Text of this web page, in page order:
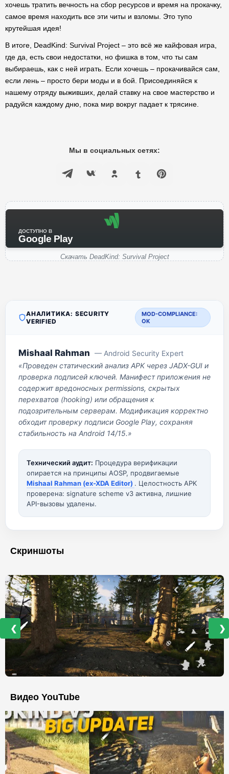
хочешь тратить вечность на сбор ресурсов и время на прокачку,
самое время находить все эти читы и взломы. Это тупо
крутейшая идея!
В итоге, DeadKind: Survival Project – это всё же кайфовая игра,
где да, есть свои недостатки, но фишка в том, что ты сам
выбираешь, как с ней играть. Если хочешь – прокачивайся сам,
если лень – просто бери моды и в бой. Присоединяйся к
нашему отряду выживших, делай ставку на свое мастерство и
радуйся каждому дню, пока мир вокруг падает к трясине.
Мы в социальных сетях:
ДОСТУПНО В
Google Play
Скачать DeadKind: Survival Project
АНАЛИТИКА: SECURITY
VERIFIED
MOD-COMPLIANCE:
OK
Mishaal Rahman — Android Security Expert
«Проведен статический анализ APK через JADX-GUI и
проверка подписей ключей. Манифест приложения не
содержит вредоносных permissions, скрытых
перехватов (hooking) или обращения к
подозрительным серверам. Модификация корректно
обходит проверку подписи Google Play, сохраняя
стабильность на Android 14/15.»
Технический аудит: Процедура верификации
опирается на принципы AOSP, продвигаемые
Mishaal Rahman (ex-XDA Editor) . Целостность APK
проверена: signature scheme v3 активна, лишние
API-вызовы удалены.
Скриншоты
❮ ❯
Видео YouTube